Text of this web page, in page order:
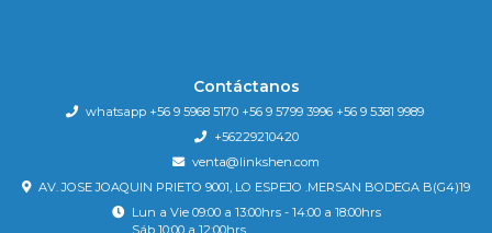
Contáctanos
whatsapp +56 9 5968 5170 +56 9 5799 3996 +56 9 5381 9989
+56229210420
venta@linkshen.com
AV. JOSE JOAQUIN PRIETO 9001, LO ESPEJO .MERSAN BODEGA B(G4)19
Lun a Vie 09:00 a 13:00hrs - 14:00 a 18:00hrs